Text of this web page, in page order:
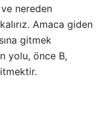
nereden
Amaca giden
gitmek
yolu, önce B,